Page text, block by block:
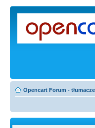
Opencart Forum -